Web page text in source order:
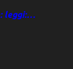
leggi:…